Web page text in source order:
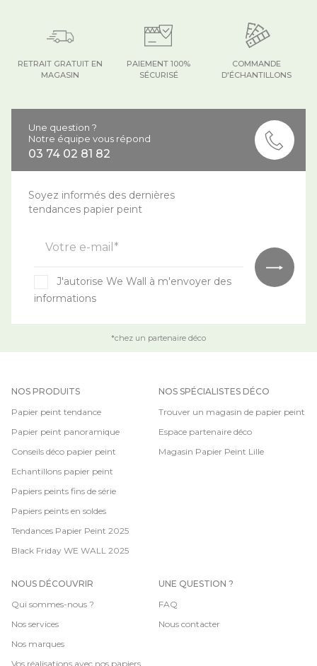
COMMANDE
D'ÉCHANTILLONS
PAIEMENT 100%
SÉCURISÉ
RETRAIT GRATUIT EN
MAGASIN
Une question ?
Notre équipe vous répond
03 74 02 81 82
Soyez informés des dernières
tendances papier peint
Votre e-mail*
J'autorise We Wall à m'envoyer des
informations
*chez un partenaire déco
NOS PRODUITS
Papier peint tendance
Papier peint panoramique
Conseils déco papier peint
Echantillons papier peint
Papiers peints fins de série
Papiers peints en soldes
Tendances Papier Peint 2025
Black Friday WE WALL 2025
NOS SPÉCIALISTES DÉCO
Trouver un magasin de papier peint
Espace partenaire déco
Magasin Papier Peint Lille
NOUS DÉCOUVRIR
Qui sommes-nous ?
Nos services
Nos marques
Vos réalisations avec nos papiers
UNE QUESTION ?
FAQ
Nous contacter